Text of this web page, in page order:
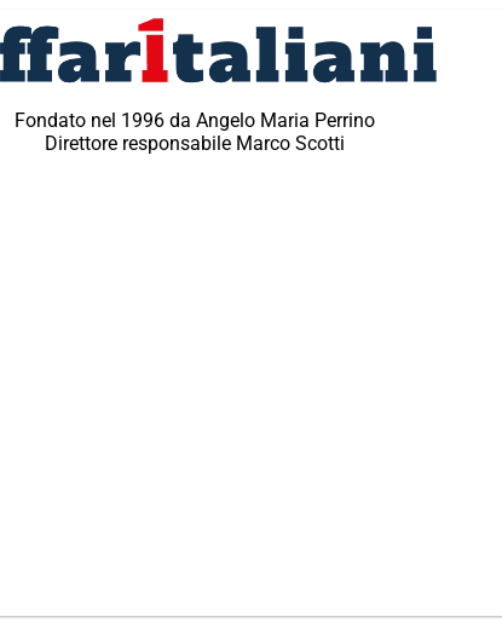
Fondato nel 1996 da Angelo Maria Perrino
Direttore responsabile Marco Scotti